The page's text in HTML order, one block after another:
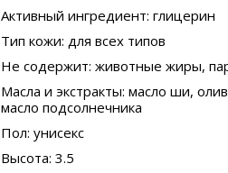
Активный ингредиент: глицерин
Тип кожи: для всех типов
Не содержит: животные жиры,
Масла и экстракты: масло ши,
масло подсолнечника
Пол: унисекс
Высота: 3.5